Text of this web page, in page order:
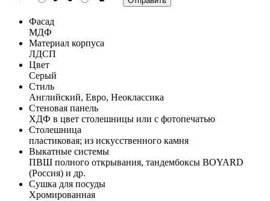
Фасад
МДФ
Материал корпуса
ЛДСП
Цвет
Серый
Стиль
Английский, Евро, Неоклассика
Стеновая панель
ХДФ в цвет столешницы или с фотопечатью
Столешница
пластиковая; из искусственного камня
Выкатные системы
ПВШ полного открывания, тандембоксы BOYARD
(Россия) и др.
Сушка для посуды
Хромированная